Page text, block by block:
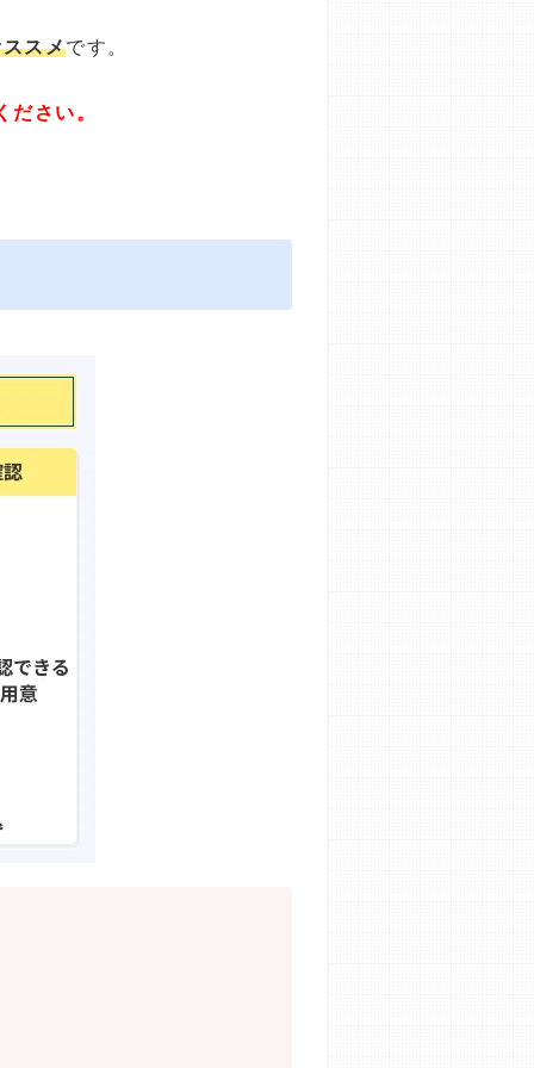
スメです。
さい。